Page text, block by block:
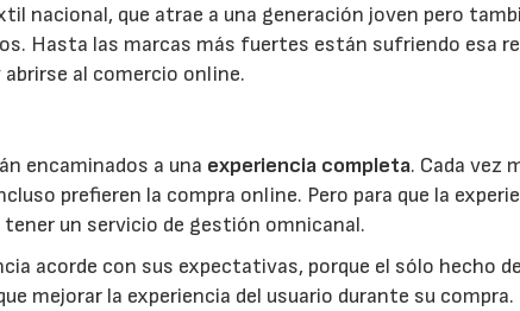
nacional, que atrae a una generación joven pero
Hasta las marcas más fuertes están sufriendo esa
al comercio online.
encaminados a una experiencia completa. Cada vez
prefieren la compra online. Pero para que la
un servicio de gestión omnicanal.
acorde con sus expectativas, porque el sólo hecho
mejorar la experiencia del usuario durante su compra.